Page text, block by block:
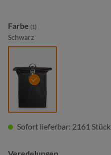
Farbe auswählen
(1)
Schwarz
schwarz
Sofort lieferbar: 2161 Stück